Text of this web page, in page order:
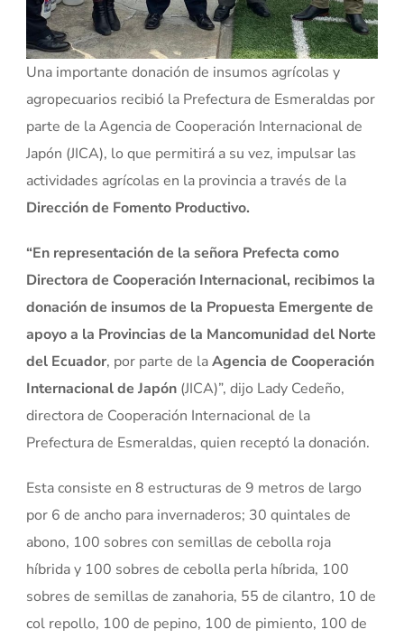
Una importante donación de insumos agrícolas y
agropecuarios recibió la Prefectura de Esmeraldas por
parte de la Agencia de Cooperación Internacional de
Japón (JICA), lo que permitirá a su vez, impulsar las
actividades agrícolas en la provincia a través de la
Dirección de Fomento Productivo.
“En representación de la señora Prefecta como
Directora de Cooperación Internacional, recibimos la
donación de insumos de la Propuesta Emergente de
apoyo a la Provincias de la Mancomunidad del Norte
del Ecuador, por parte de laAgencia de Cooperación
Internacional de Japón (JICA)”, dijo Lady Cedeño,
directora de Cooperación Internacional de la
Prefectura de Esmeraldas, quien receptó la donación.
Esta consiste en 8 estructuras de 9 metros de largo
por 6 de ancho para invernaderos; 30 quintales de
abono, 100 sobres con semillas de cebolla roja
híbrida y 100 sobres de cebolla perla híbrida, 100
sobres de semillas de zanahoria, 55 de cilantro, 10 de
col repollo, 100 de pepino, 100 de pimiento, 100 de